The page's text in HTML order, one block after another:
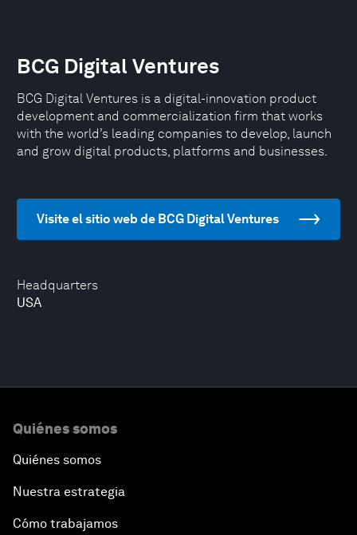
Headquarters
USA
BCG Digital Ventures
BCG Digital Ventures is a digital-innovation product
development and commercialization firm that works
with the world’s leading companies to develop, launch
and grow digital products, platforms and businesses.
Visite el sitio web de BCG Digital Ventures
Quiénes somos
Quiénes somos
Nuestra estrategia
Cómo trabajamos